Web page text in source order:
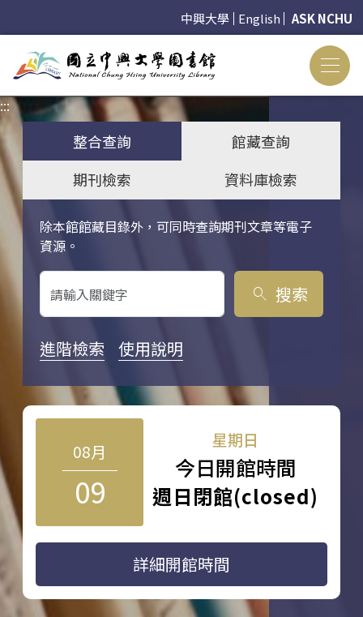
中興大學 English ASK NCHU
:::
整合查詢
館藏查詢
期刊檢索
資料庫檢索
除本館館藏目錄外，可同時查詢期刊文章等電子
資源。
關鍵字搜尋
search 搜索
進階檢索 使用說明
08月
09
星期日
今日開館時間
週日閉館(closed)
詳細開館時間